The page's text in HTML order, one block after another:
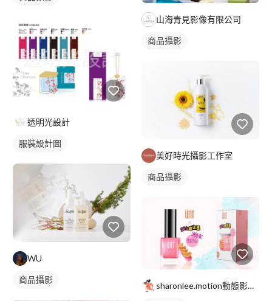
透明光設計
服裝設計圖
WU
商品攝影
山海青見影像有限公司
商品攝影
美好時光攝影工作室
商品攝影
sharonlee.motion動態影像工作室